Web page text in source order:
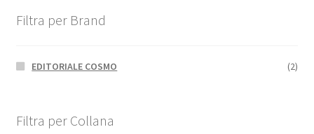
Filtra per Brand
EDITORIALE COSMO (2)
Filtra per Collana